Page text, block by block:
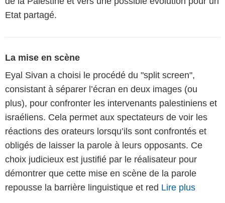
Etat partagé.
La mise en scène
Eyal Sivan a choisi le procédé du "split screen",
consistant à séparer l’écran en deux images (ou
plus), pour confronter les intervenants palestiniens et
israéliens. Cela permet aux spectateurs de voir les
réactions des orateurs lorsqu’ils sont confrontés et
obligés de laisser la parole à leurs opposants. Ce
choix judicieux est justifié par le réalisateur pour
démontrer que cette mise en scène de la parole
repousse la barrière linguistique et red Lire plus